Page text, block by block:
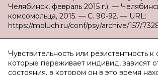
Челябинск, февраль 2015 г.). —
комсомольца, 2015. — С. 90-92. — URL:
https://moluch.ru/conf/psy/archive/157/
Чувствительность или резистентность
которые переживает индивид, зависят
состояния, в котором он в это время